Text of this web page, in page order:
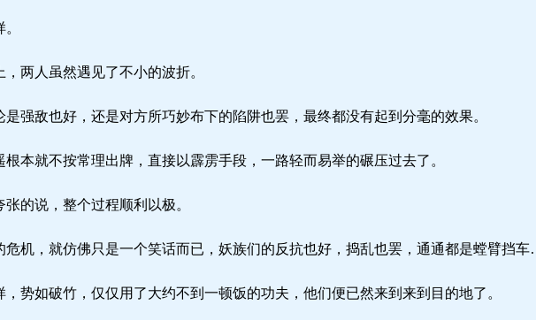
两人虽然遇见了不小的波折。
强敌也好，还是对方所巧妙布下的陷阱也罢，最终都没有起到分毫的效果。
本就不按常理出牌，直接以霹雳手段，一路轻而易举的碾压过去了。
的说，整个过程顺利以极。
机，就仿佛只是一个笑话而已，妖族们的反抗也好，捣乱也罢，通通都是螳臂挡
势如破竹，仅仅用了大约不到一顿饭的功夫，他们便已然来到来到目的地了。